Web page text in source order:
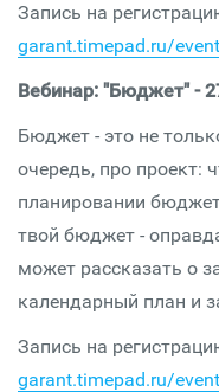
Запись на
garant.timepad.ru/
Вебинар: "Бюджет" -
Бюджет - это не
очередь, про проект:
планировании
твой бюджет -
может рассказать о
календарный план и
Запись на
garant.timepad.ru/